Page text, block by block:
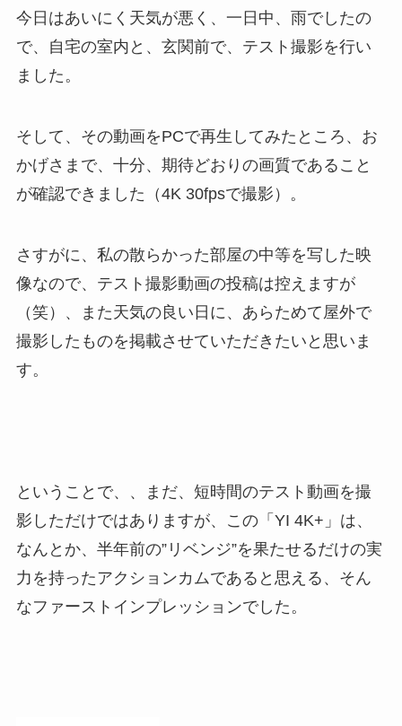
今日はあいにく天気が悪く、一日中、雨でしたの
で、自宅の室内と、玄関前で、テスト撮影を行い
ました。
そして、その動画をPCで再生してみたところ、お
かげさまで、十分、期待どおりの画質であること
が確認できました（4K 30fpsで撮影）。
さすがに、私の散らかった部屋の中等を写した映
像なので、テスト撮影動画の投稿は控えますが
（笑）、また天気の良い日に、あらためて屋外で
撮影したものを掲載させていただきたいと思いま
す。
ということで、、まだ、短時間のテスト動画を撮
影しただけではありますが、この「YI 4K+」は、
なんとか、半年前の”リベンジ”を果たせるだけの実
力を持ったアクションカムであると思える、そん
なファーストインプレッションでした。